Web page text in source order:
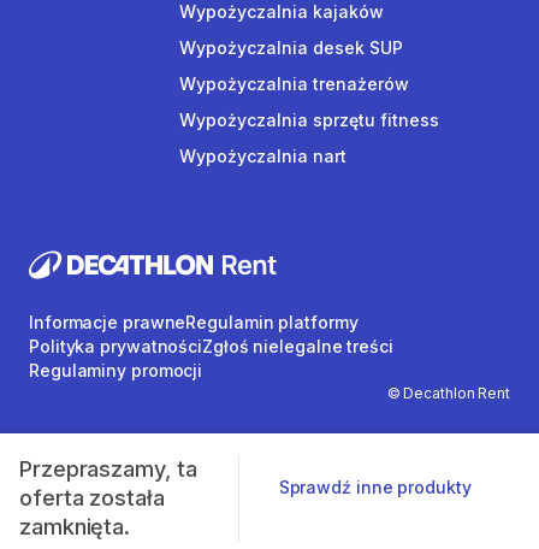
Przepraszamy, ta
oferta została
zamknięta.
Sprawdź inne produkty
Wypożyczalnia kajaków
Wypożyczalnia desek SUP
Wypożyczalnia trenażerów
Wypożyczalnia sprzętu fitness
Wypożyczalnia nart
© Decathlon Rent
Informacje prawneRegulamin platformy
Polityka prywatnościZgłoś nielegalne treści
Regulaminy promocji